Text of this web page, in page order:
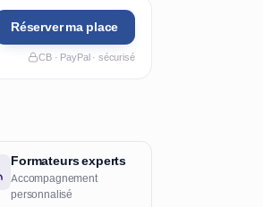
Réserver ma place
CB · PayPal · sécurisé
Formateurs experts
Accompagnement
personnalisé